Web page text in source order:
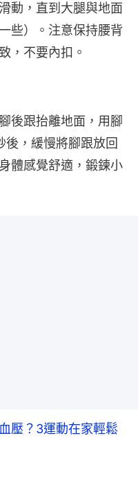
動，直到大腿與地面
些）。注意保持腰背
，不要內扣。
後跟抬離地面，用腳
，緩慢將腳跟放回
體感覺舒適，鍛鍊小
壓？3運動在家輕鬆